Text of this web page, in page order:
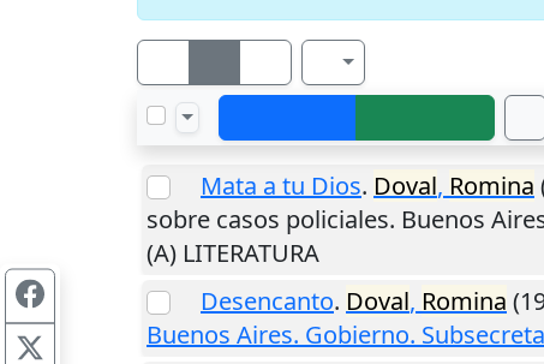
Mata a tu Dios. Doval, Romina
sobre casos policiales. Buenos
(A) LITERATURA
Desencanto. Doval, Romina
Buenos Aires. Gobierno.